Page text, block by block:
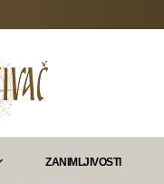
ZANIMLJIVOSTI